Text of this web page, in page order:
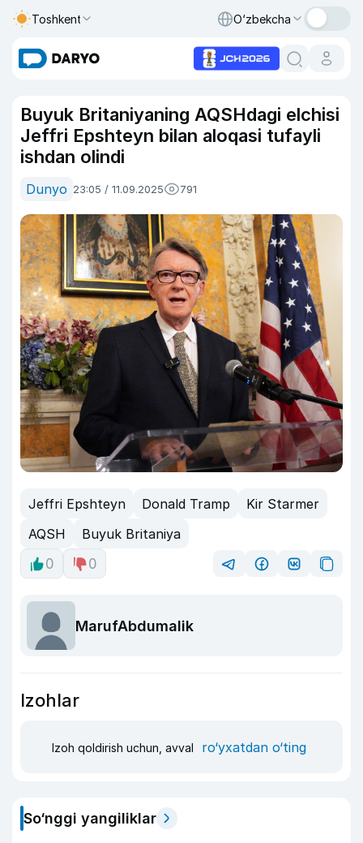
Toshkent O‘zbekcha
Buyuk Britaniyaning AQSHdagi elchisi
Jeffri Epshteyn bilan aloqasi tufayli
ishdan olindi
Dunyo 23:05 / 11.09.2025 791
Jeffri Epshteyn Donald Tramp
Kir Starmer
AQSH
Buyuk Britaniya
0
0
MarufAbdumalik
Izohlar
Izoh qoldirish uchun, avval ro‘yxatdan o‘ting
So‘nggi yangiliklar